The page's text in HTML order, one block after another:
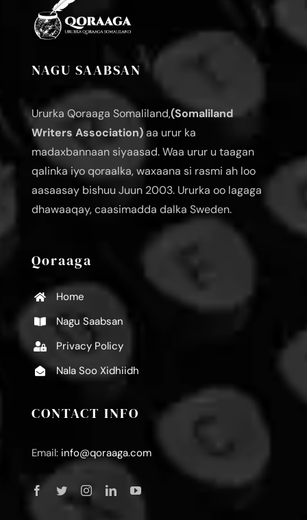
NAGU SAABSAN
Ururka Qoraaga Somaliland,(Somaliland
Writers Association)aa urur ka
madaxbannaan siyaasad. Waa urur u taagan
qalinka iyo qoraalka, waxaana si rasmi ah loo
aasaasay bishuu Juun 2003. Ururka oo lagaga
dhawaaqay, caasimadda dalka Sweden.
Qoraaga
Home
Nagu Saabsan
Privacy Policy
Nala Soo Xidhiidh
CONTACT INFO
Email: info@qoraaga.com